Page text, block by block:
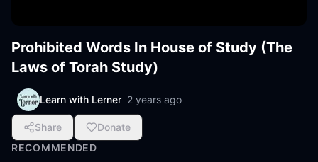
Prohibited Words In House of Study (The
Laws of Torah Study)
Learn with Lerner 2 years ago
Share
Donate
RECOMMENDED